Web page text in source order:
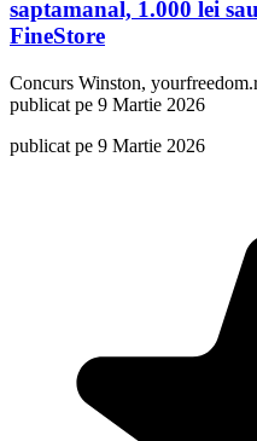
saptamanal, 1.000 lei
FineStore
Concurs Winston,
publicat pe 9 Martie 2026
publicat pe 9 Martie 2026